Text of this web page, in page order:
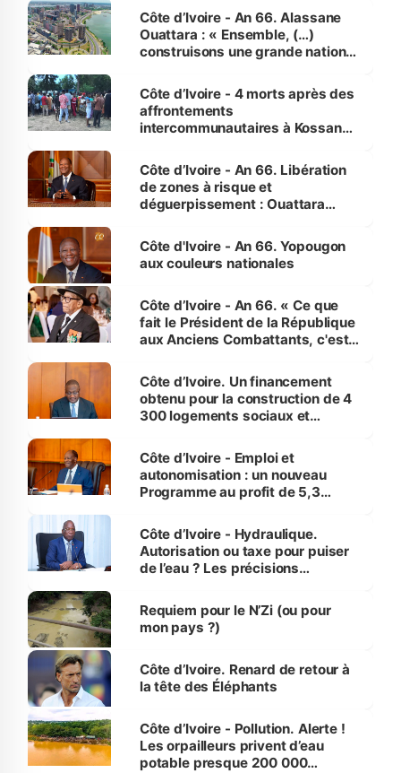
enfants
Côte d’Ivoire - An 66. Alassane
Ouattara : « Ensemble, (…)
construisons une grande nation
générations futures »
Côte d’Ivoire - 4 morts après des
affrontements
intercommunautaires à Kossandji
milieu des sinistrés
Côte d’Ivoire - An 66. Libération
de zones à risque et
déguerpissement : Ouattara
l'Etat de droit pour préserver les
vies humaines »
Côte d'Ivoire - An 66. Yopougon
aux couleurs nationales
Côte d’Ivoire - An 66. « Ce que
fait le Président de la République
aux Anciens Combattants, c'est
Côte d’Ivoire. Un financement
obtenu pour la construction de 4
300 logements sociaux et
et Yamoussoukro
Côte d’Ivoire - Emploi et
autonomisation : un nouveau
Programme au profit de 5,3
Côte d’Ivoire - Hydraulique.
Autorisation ou taxe pour puiser
de l’eau ? Les précisions
Requiem pour le N’Zi (ou pour
mon pays ?)
Côte d’Ivoire. Renard de retour à
la tête des Éléphants
Côte d’Ivoire - Pollution. Alerte !
Les orpailleurs privent d’eau
potable presque 200 000